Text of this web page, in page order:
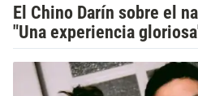
El Chino Darín sobre el
"Una experiencia